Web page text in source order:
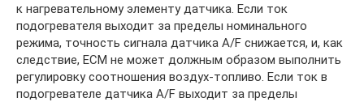
к нагревательному элементу датчика. Если ток
подогревателя выходит за пределы номинального
режима, точность сигнала датчика A/F снижается, и, как
следствие, ECM не может должным образом выполнить
регулировку соотношения воздух-топливо. Если ток в
подогревателе датчика A/F выходит за пределы